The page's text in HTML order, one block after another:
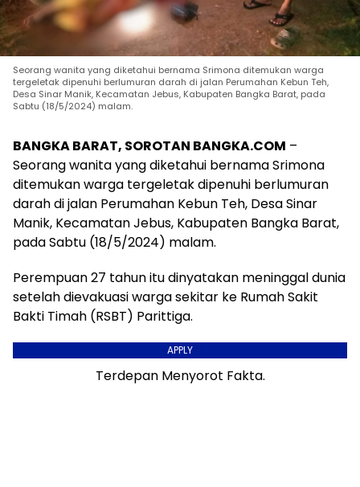
Seorang wanita yang diketahui bernama Srimona ditemukan warga
tergeletak dipenuhi berlumuran darah di jalan Perumahan Kebun Teh,
Desa Sinar Manik, Kecamatan Jebus, Kabupaten Bangka Barat, pada
Sabtu (18/5/2024) malam.
BANGKA BARAT, SOROTAN BANGKA.COM –
Seorang wanita yang diketahui bernama Srimona
ditemukan warga tergeletak dipenuhi berlumuran
darah di jalan Perumahan Kebun Teh, Desa Sinar
Manik, Kecamatan Jebus, Kabupaten Bangka Barat,
pada Sabtu (18/5/2024) malam.
Perempuan 27 tahun itu dinyatakan meninggal dunia
setelah dievakuasi warga sekitar ke Rumah Sakit
Bakti Timah (RSBT) Parittiga.
APPLY
Terdepan Menyorot Fakta.